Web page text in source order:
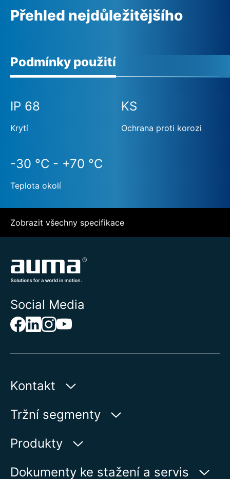
Přehled nejdůležitějšího
Podmínky použití
IP 68
Krytí
KS
Ochrana proti korozi
-30 °C - +70 °C
Teplota okolí
Zobrazit všechny specifikace
Social Media
Kontakt
AUMA Riester
Aumastr 1
79379 Muellheim | Germany
Zobrazit na kartě
Tržní segmenty
Voda
Produkty
Vyhledávač výrobků
Dokumenty ke stažení a servis